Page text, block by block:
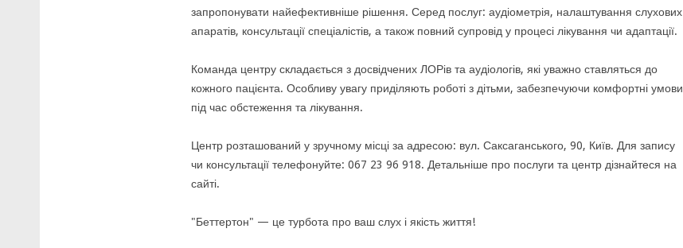
запропонувати найефективніше рішення. Серед послуг: аудіометрія, налаштування слухових
апаратів, консультації спеціалістів, а також повний супровід у процесі лікування чи адаптації.
Команда центру складається з досвідчених ЛОРів та аудіологів, які уважно ставляться до
кожного пацієнта. Особливу увагу приділяють роботі з дітьми, забезпечуючи комфортні умови
під час обстеження та лікування.
Центр розташований у зручному місці за адресою: вул. Саксаганського, 90, Київ. Для запису
чи консультації телефонуйте: 067 23 96 918. Детальніше про послуги та центр дізнайтеся на
сайті.
"Беттертон" — це турбота про ваш слух і якість життя!